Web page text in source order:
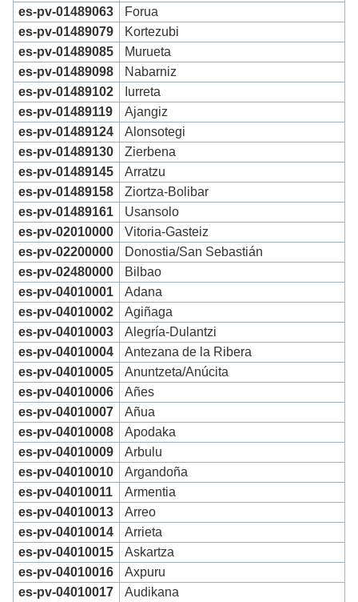
es-pv-01489063
Forua
es-pv-01489079
Kortezubi
es-pv-01489085
Murueta
es-pv-01489098
Nabarniz
es-pv-01489102
Iurreta
es-pv-01489119
Ajangiz
es-pv-01489124
Alonsotegi
es-pv-01489130
Zierbena
es-pv-01489145
Arratzu
es-pv-01489158
Ziortza-Bolibar
es-pv-01489161
Usansolo
es-pv-02010000
Vitoria-Gasteiz
es-pv-02200000
Donostia/San Sebastián
es-pv-02480000
Bilbao
es-pv-04010001
Adana
es-pv-04010002
Agiñaga
es-pv-04010003
Alegría-Dulantzi
es-pv-04010004
Antezana de la Ribera
es-pv-04010005
Anuntzeta/Anúcita
es-pv-04010006
Añes
es-pv-04010007
Añua
es-pv-04010008
Apodaka
es-pv-04010009
Arbulu
es-pv-04010010
Argandoña
es-pv-04010011
Armentia
es-pv-04010013
Arreo
es-pv-04010014
Arrieta
es-pv-04010015
Askartza
es-pv-04010016
Axpuru
es-pv-04010017
Audikana